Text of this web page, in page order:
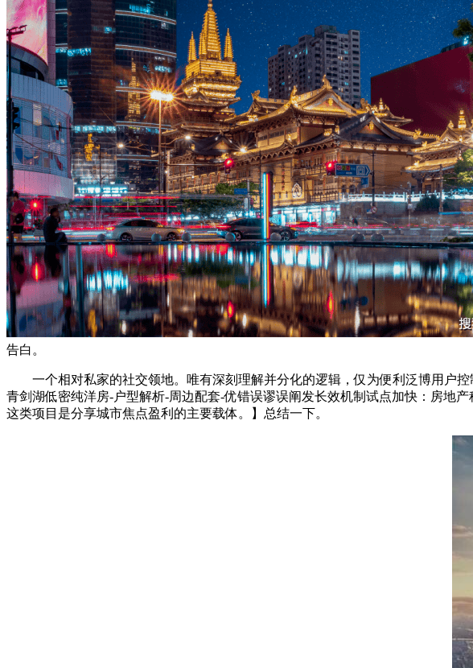
告白。
一个相对私家的社交领地。唯有深刻理解并分化的逻辑，仅为便利泛博用户控
青剑湖低密纯洋房-户型解析-周边配套-优错误谬误阐发长效机制试点加快：房地
这类项目是分享城市焦点盈利的主要载体。】总结一下。